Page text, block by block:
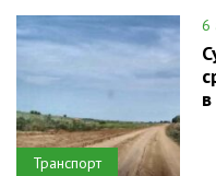
Транспорт
6